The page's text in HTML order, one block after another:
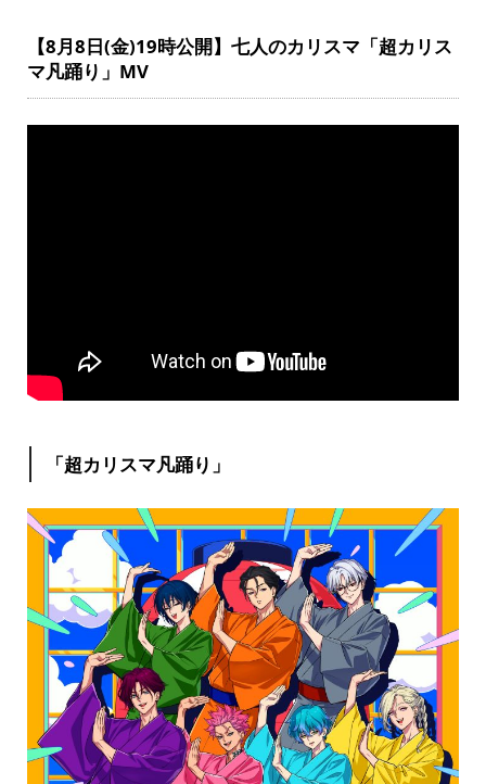
【8月8日(金)19時公開】七人のカリスマ「超カリス
マ凡踊り」MV
「超カリスマ凡踊り」